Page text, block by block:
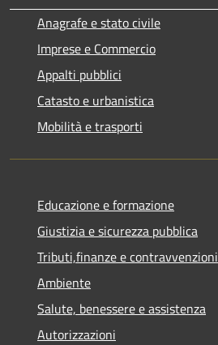
Anagrafe e stato civile
Imprese e Commercio
Appalti pubblici
Catasto e urbanistica
Mobilità e trasporti
Educazione e formazione
Giustizia e sicurezza pubblica
Tributi,finanze e contravvenzioni
Ambiente
Salute, benessere e assistenza
Autorizzazioni